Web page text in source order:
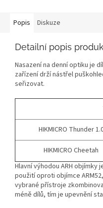
Popis Diskuze
Detailní popis
Nasazení na denní optiku je
zařízení drží nástřel
seřizovat.
HIKMICRO Thunder
HIKMICRO Cheetah
Hlavní výhodou ARH
použití oproti objímce
vybrané přístroje
méně dílů, tím je upevnění